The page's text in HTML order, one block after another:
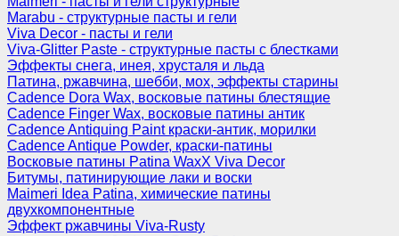
Marabu - структурные пасты и гели
Viva Decor - пасты и гели
Viva-Glitter Paste - структурные пасты с блестками
Эффекты снега, инея, хрусталя и льда
Патина, ржавчина, шебби, мох, эффекты старины
Cadence Dora Wax, восковые патины блестящие
Cadence Finger Wax, восковые патины антик
Сadence Antiquing Paint краски-антик, морилки
Cadence Antique Powder, краски-патины
Восковые патины Patina WaxX Viva Decor
Битумы, патинирующие лаки и воски
Maimeri Idea Patina, химические патины
двухкомпонентные
Эффект ржавчины Viva-Rusty